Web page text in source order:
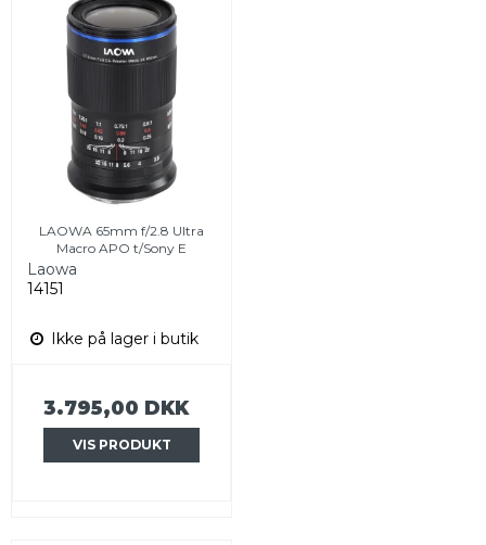
LAOWA 65mm f/2.8 Ultra
Macro APO t/Sony E
Laowa
14151
Ikke på lager i butik
3.795,00 DKK
VIS PRODUKT